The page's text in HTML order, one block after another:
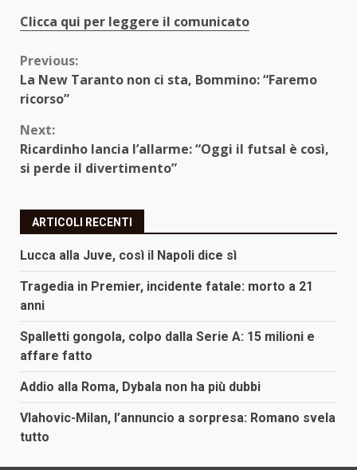
Clicca qui per leggere il comunicato
Continue
Reading
Previous:
La New Taranto non ci sta, Bommino: “Faremo
ricorso”
Next:
Ricardinho lancia l’allarme: “Oggi il futsal è così,
si perde il divertimento”
ARTICOLI RECENTI
Lucca alla Juve, così il Napoli dice sì
Tragedia in Premier, incidente fatale: morto a 21
anni
Spalletti gongola, colpo dalla Serie A: 15 milioni e
affare fatto
Addio alla Roma, Dybala non ha più dubbi
Vlahovic-Milan, l’annuncio a sorpresa: Romano svela
tutto